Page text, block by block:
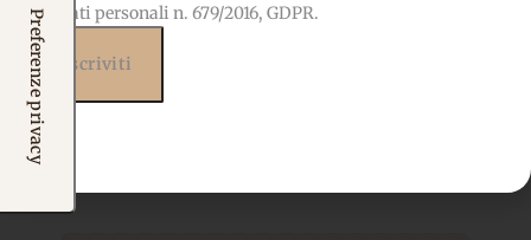
Potrebbero interessarti
dei dati personali n. 679/2016, GDPR.